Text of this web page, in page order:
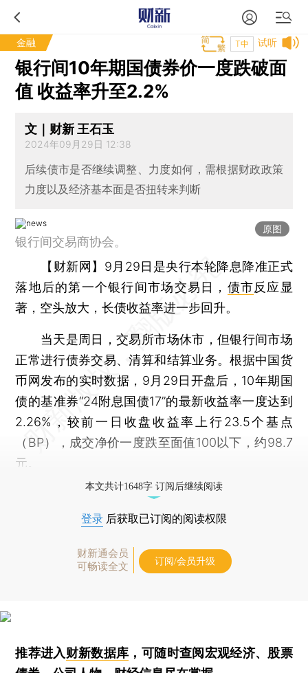
金融 试听
T中
银行间10年期国债券价一度跌破面
值 收益率升至2.2%
文｜财新 王石玉
2024年09月29日 12:38
后续债市是否继续调整、力度如何，需根据财政政策
力度以及经济基本面是否扭转来判断
原图
银行间交易商协会。
【财新网】 9月29日是央行本轮降息降准正式
落地后的第一个银行间市场交易日， 债市反应显
著，空头放大，长债收益率进一步回升。
当天是周日，交易所市场休市，但银行间市场
正常进行债券交易、清算和结算业务。根据中国货
币网发布的实时数据，9月29日开盘后，10年期国
债的基准券“24附息国债17”的最新收益率一度达到
2.26%，较前一日收盘收益率上行23.5个基点
（BP），成交净价一度跌至面值100以下，约98.7
元。
本文共计1648字 订阅后继续阅读
登录 后获取已订阅的阅读权限
财新通会员
可畅读全文
订阅/会员升级
推荐进入财新数据库 ，可随时查阅宏观经济、股票